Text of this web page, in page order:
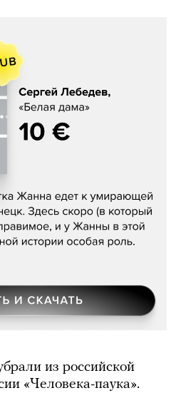
«Белая дама»
из российской
«Человека-паука».